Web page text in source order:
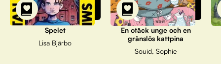
Spelet
Lisa Bjärbo
En otäck unge och en
gränslös kattpina
Souid, Sophie